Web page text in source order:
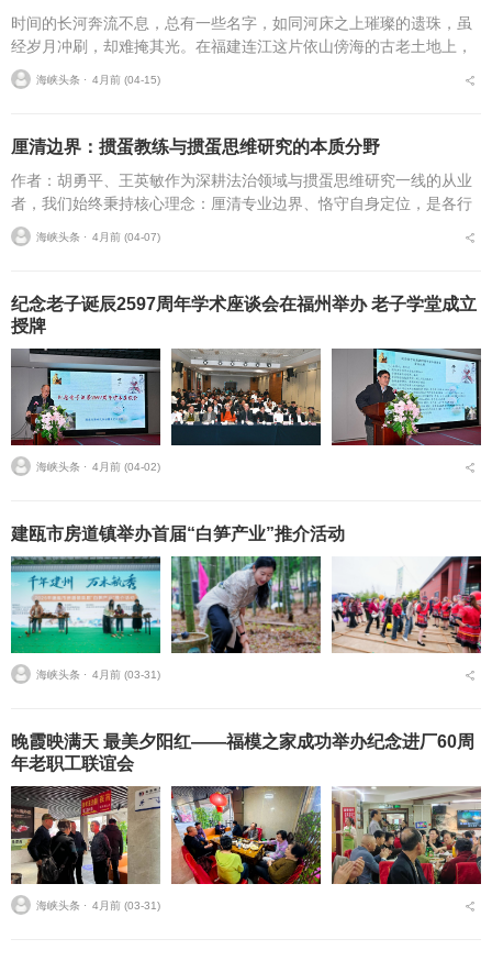
时间的长河奔流不息，总有一些名字，如同河床之上璀璨的遗珠，虽
经岁月冲刷，却难掩其光。在福建连江这片依山傍海的古老土地上，
南宋名臣郑昭先便是这样一颗遗珠。而将这颗遗珠重新拂拭，捧入世
人眼帘的，则是连江县...
海峡头条 ⋅ 4月前 (04-15)
厘清边界：掼蛋教练与掼蛋思维研究的本质分野
作者：胡勇平、王英敏作为深耕法治领域与掼蛋思维研究一线的从业
者，我们始终秉持核心理念：厘清专业边界、恪守自身定位，是各行
各业行稳致远的根本准则。这既是法治领域尊崇规则、明晰权责的内
在要求，也是大众文娱...
海峡头条 ⋅ 4月前 (04-07)
纪念老子诞辰2597周年学术座谈会在福州举办 老子学堂成立
授牌
海峡头条 ⋅ 4月前 (04-02)
建瓯市房道镇举办首届“白笋产业”推介活动
海峡头条 ⋅ 4月前 (03-31)
晚霞映满天 最美夕阳红——福模之家成功举办纪念进厂60周
年老职工联谊会
海峡头条 ⋅ 4月前 (03-31)